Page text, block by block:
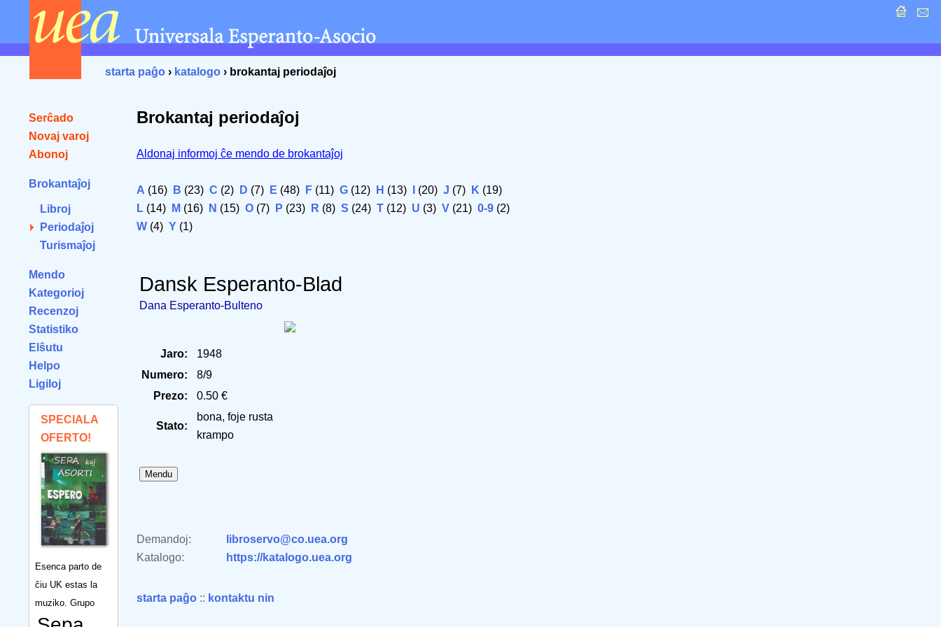
starta paĝo › katalogo › brokantaj periodaĵoj
Serĉado
Novaj varoj
Abonoj
Brokantaĵoj
Libroj
Periodaĵoj
Turismaĵoj
Mendo
Kategorioj
Recenzoj
Statistiko
Elŝutu
Helpo
Ligiloj
SPECIALA
OFERTO!
Esenca parto de
ĉiu UK estas la
muziko. Grupo
Brokantaj periodaĵoj
Aldonaj informoj ĉe mendo de brokantaĵoj
A (16) B (23) C (2) D (7) E (48) F (11) G (12) H (13) (20) J (7) K (19)
L (14) M (16) N (15) O (7) P (23) R (8) S (24) T (12) U (3) V (21) 0-9 (2)
W (4) Y (1)
Dansk Esperanto-Blad
Dana Esperanto-Bulteno
Jaro:
1948
Numero:
8/9
Prezo:
0.50 €
Stato:
bona, foje rusta
krampo
Demandoj:
libroservo@co.uea.org
Katalogo:
https://katalogo.uea.org
starta paĝo :: kontaktu nin